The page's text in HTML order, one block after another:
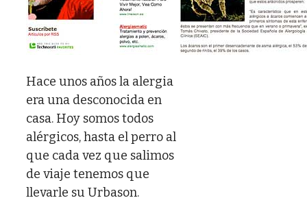
Hace unos años la alergia
era una desconocida en
casa. Hoy somos todos
alérgicos, hasta el perro al
que cada vez que salimos
de viaje tenemos que
llevarle su Urbason.